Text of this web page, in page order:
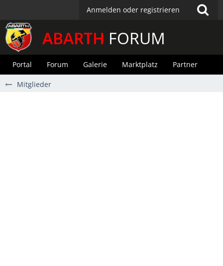
Anmelden oder registrieren
ABARTH FORUM
Portal Forum Galerie Marktplatz Partner
Mitglieder